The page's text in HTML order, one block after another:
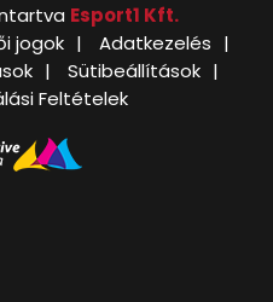
Esport1 Kft.
jogok
Adatkezelés
Sütibeállítások
Feltételek